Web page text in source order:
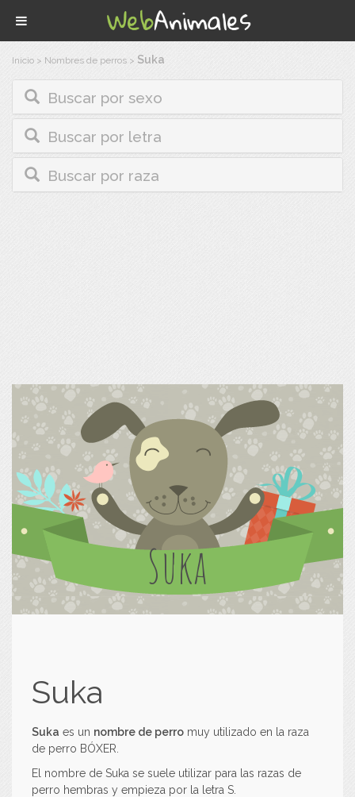
Inicio > Nombres de perros > Suka
Buscar por sexo
Buscar por letra
Buscar por raza
Suka
Suka
Suka es un nombre de perro muy utilizado en la raza
de perro BÓXER.
El nombre de Suka se suele utilizar para las razas de
perro hembras y empieza por la letra S.